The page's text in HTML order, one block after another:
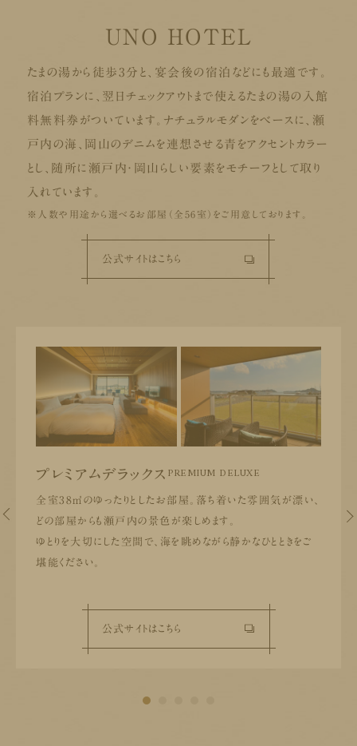
UNO HOTEL
たまの湯から徒歩3分と、宴会後の宿泊などにも最適です。
宿泊プランに、翌日チェックアウトまで使えるたまの湯の入館
料無料券がついています。ナチュラルモダンをベースに、瀬
戸内の海、岡山のデニムを連想させる青をアクセントカラー
とし、随所に瀬戸内・岡山らしい要素をモチーフとして取り
入れています。
※人数や用途から選べるお部屋（全56室）をご用意しております。
公式サイトはこちら
プレミアムデラックス PREMIUM DELUXE
全室38㎡のゆったりとしたお部屋。落ち着いた雰囲気が漂い、
どの部屋からも瀬戸内の景色が楽しめます。
ゆとりを大切にした空間で、海を眺めながら静かなひとときをご
堪能ください。
公式サイトはこちら